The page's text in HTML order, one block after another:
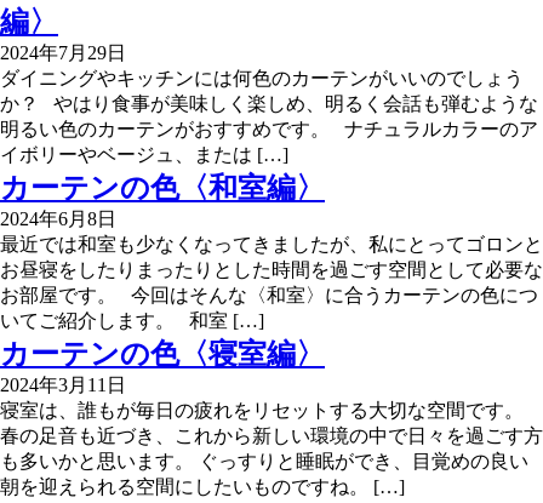
編〉
2024年7月29日
ダイニングやキッチンには何色のカーテンがいいのでしょう
か？ やはり食事が美味しく楽しめ、明るく会話も弾むような
明るい色のカーテンがおすすめです。 ナチュラルカラーのア
イボリーやベージュ、または […]
カーテンの色〈和室編〉
2024年6月8日
最近では和室も少なくなってきましたが、私にとってゴロンと
お昼寝をしたりまったりとした時間を過ごす空間として必要な
お部屋です。 今回はそんな〈和室〉に合うカーテンの色につ
いてご紹介します。 和室 […]
カーテンの色〈寝室編〉
2024年3月11日
寝室は、誰もが毎日の疲れをリセットする大切な空間です。
春の足音も近づき、これから新しい環境の中で日々を過ごす方
も多いかと思います。 ぐっすりと睡眠ができ、目覚めの良い
朝を迎えられる空間にしたいものですね。 […]